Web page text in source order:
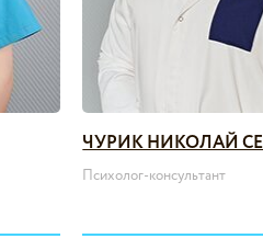
ЧУРИК НИКОЛАЙ
Психолог-консультант